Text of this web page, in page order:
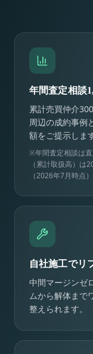
年間査定相談
累計売買仲介
周辺の成約事例
額をご提示しま
※年間査定相談は
（累計取扱高）は
（2026年7月時点）
自社施工でリ
中間マージンゼ
ムから解体まで
整えられます。